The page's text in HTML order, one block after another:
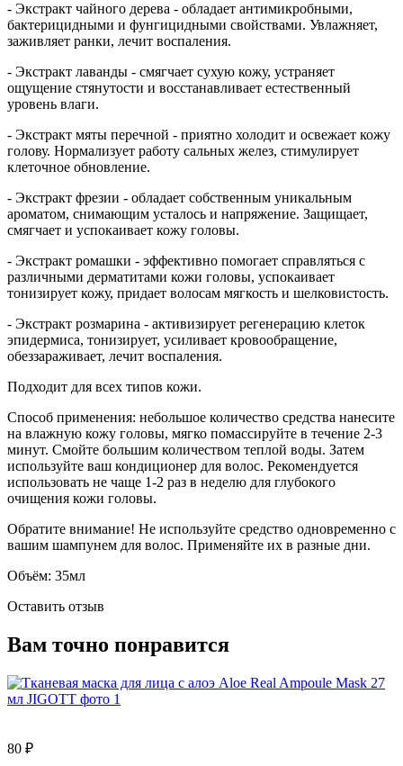
- Экстракт чайного дерева - обладает антимикробными,
бактерицидными и фунгицидными свойствами. Увлажняет,
заживляет ранки, лечит воспаления.
- Экстракт лаванды - смягчает сухую кожу, устраняет
ощущение стянутости и восстанавливает естественный
уровень влаги.
- Экстракт мяты перечной - приятно холодит и освежает кожу
голову. Нормализует работу сальных желез, стимулирует
клеточное обновление.
- Экстракт фрезии - обладает собственным уникальным
ароматом, снимающим усталось и напряжение. Защищает,
смягчает и успокаивает кожу головы.
- Экстракт ромашки - эффективно помогает справляться с
различными дерматитами кожи головы, успокаивает
тонизирует кожу, придает волосам мягкость и шелковистость.
- Экстракт розмарина - активизирует регенерацию клеток
эпидермиса, тонизирует, усиливает кровообращение,
обеззараживает, лечит воспаления.
Подходит для всех типов кожи.
Способ применения: небольшое количество средства нанесите
на влажную кожу головы, мягко помассируйте в течение 2-3
минут. Смойте большим количеством теплой воды. Затем
используйте ваш кондиционер для волос. Рекомендуется
использовать не чаще 1-2 раз в неделю для глубокого
очищения кожи головы.
Обратите внимание! Не используйте средство одновременно с
вашим шампунем для волос. Применяйте их в разные дни.
Объём: 35мл
Оставить отзыв
Вам точно понравится
80 ₽